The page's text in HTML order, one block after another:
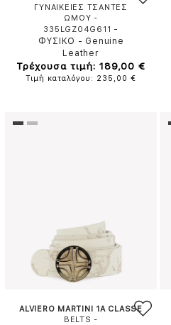
ΓΥΝΑΙΚΕΙΕΣ ΤΣΑΝΤΕΣ
ΩΜΟΥ -
335LGZ04G611 -
ΦΥΣΙΚΟ - Genuine
Leather
Τρέχουσα τιμή: 189,00 €
Τιμή καταλόγου: 235,00 €
ALVIERO MARTINI 1A CLASSE
BELTS -